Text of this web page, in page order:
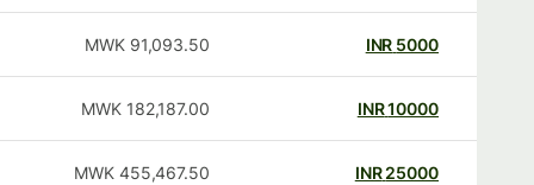
5000
INR
91,093.50
MWK
10000
INR
182,187.00
MWK
25000
INR
455,467.50
MWK